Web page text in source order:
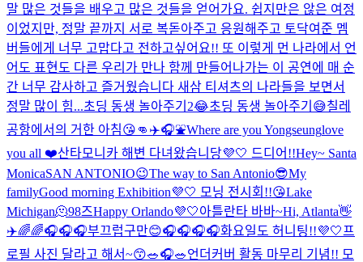
말 많은 것들을 배우고 많은 것들을 얻어가요. 쉽지만은 않은 여정
이었지만, 정말 끝까지 서로 복돋아주고 응원해주고 토닥여준 멤
버들에게 너무 고맙다고 전하고싶어요!! 또 이렇게 먼 나라에서 언
어도 표현도 다른 우리가 만나 함께 만들어나가는 이 공연에 매 순
간 너무 감사하고 즐거웠습니다 새삼 티셔츠의 나라들을 보면서
정말 많이 힘...초딩 동생 놀아주기2😂초딩 동생 놀아주기😅칠레
공항에서의 거한 아침😘👊 ✈️🎧⛲️Where are you Yongseunglove
you all ❤️산타모니카 해변 다녀왔습니당💜🤍 드디어!!Hey~ Santa
MonicaSAN ANTONIO😉The way to San Antonio😎My
familyGood morning Exhibition💜🤍 모닝 전시회!!😘Lake
Michigan🫠98즈Happy Orlando💜🤍아틀란타 바바~Hi, Atlanta👋
✈️🌈🌈🎧🎧🎧부끄럽구만😊🎧🎧🎧🎧화요일도 허니팅!!💜🤍프
로필 사진 달라고 해서~😙🥗🎧🥗언더커버 활동 마무리 기념!! 모